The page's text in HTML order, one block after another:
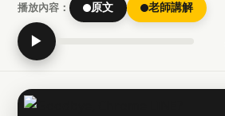
播放內容： 原文 老師講解
▶